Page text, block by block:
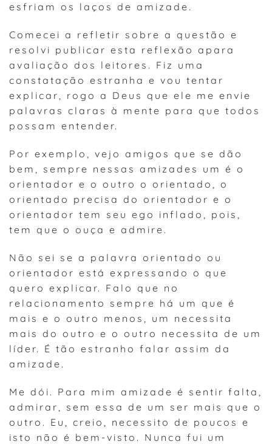
esfriam os laços de amizade.
Comecei a refletir sobre a questão e
resolvi publicar esta reflexão apara
avaliação dos leitores. Fiz uma
constatação estranha e vou tentar
explicar, rogo a Deus que ele me envie
palavras claras à mente para que todos
possam entender.
Por exemplo, vejo amigos que se dão
bem, sempre nessas amizades um é o
orientador e o outro o orientado, o
orientado precisa do orientador e o
orientador tem seu ego inflado, pois,
tem que o ouça e admire.
Não sei se a palavra orientado ou
orientador está expressando o que
quero explicar. Falo que no
relacionamento sempre há um que é
mais e o outro menos, um necessita
mais do outro e o outro necessita de um
líder. É tão estranho falar assim da
amizade.
Me dói. Para mim amizade é sentir falta,
admirar, sem essa de um ser mais que o
outro. Eu, creio, necessito de poucos e
isto não é bem-visto. Nunca fui um